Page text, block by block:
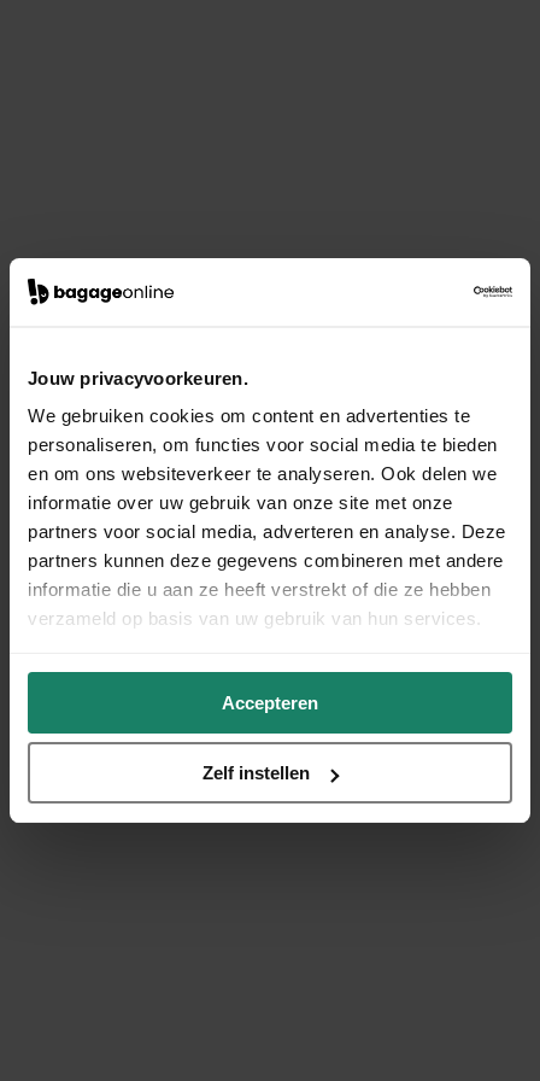
Jouw privacyvoorkeuren.
We gebruiken cookies om content en advertenties te
personaliseren, om functies voor social media te bieden
en om ons websiteverkeer te analyseren. Ook delen we
informatie over uw gebruik van onze site met onze
partners voor social media, adverteren en analyse. Deze
partners kunnen deze gegevens combineren met andere
informatie die u aan ze heeft verstrekt of die ze hebben
verzameld op basis van uw gebruik van hun services.
Accepteren
Zelf instellen